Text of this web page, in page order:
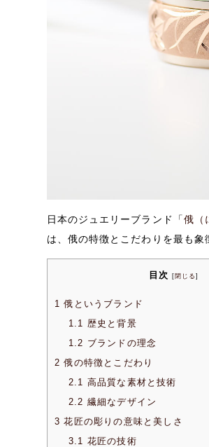
日本のジュエリーブランド「俄（
は、俄の特徴とこだわりを最も
目次 [ 閉じる ]
1 俄というブランド
1.1
歴史と背景
1.2 ブランドの理念
2 俄の特徴とこだわり
2.1
高品質な素材と技術
2.2 繊細なデザイン
3 花匠の彫りの意味と美しさ
3.1
花匠の技術